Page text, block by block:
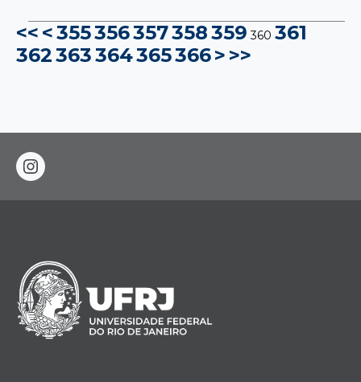
<< <355356357358359 360 361
362363364365366> >>
instagram